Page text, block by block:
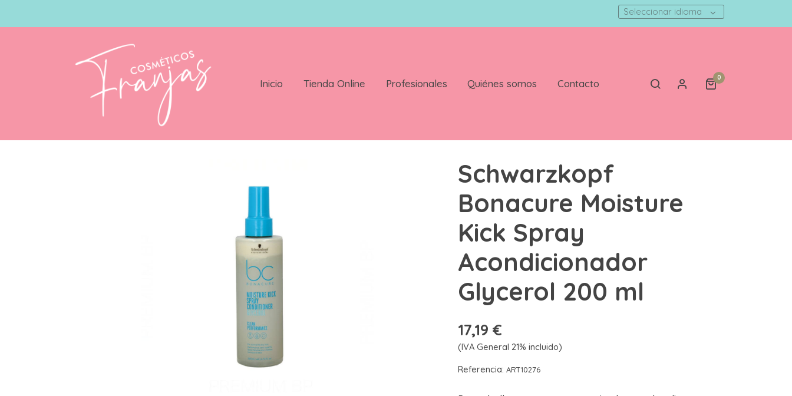
Seleccionar idioma
Inicio Tienda Online Profesionales Quiénes somos Contacto 0
Schwarzkopf Bonacure Moisture Kick Spray Acondicionador Glycerol 200 ml
Schwarzkopf
Bonacure Moisture
Kick Spray
Acondicionador
Glycerol 200 ml
17,19 €
(IVA General 21% incluido)
Referencia:ART10276